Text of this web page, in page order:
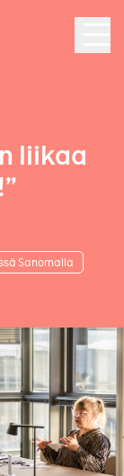
liikaa
Sanomalla